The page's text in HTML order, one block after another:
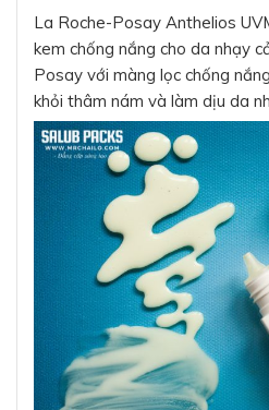
La Roche-Posay Anthelios
kem chống nắng cho da nhạy
Posay với màng lọc chống
khỏi thâm nám và làm dịu da